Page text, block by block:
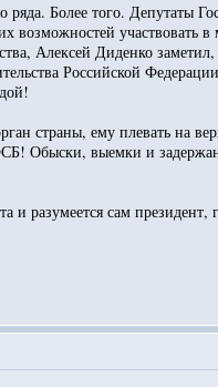
Более того. Депутаты
возможностей участвовать
Алексей Диденко
Российской
страны, ему плевать на
Обыски, выемки и
и разумеется сам